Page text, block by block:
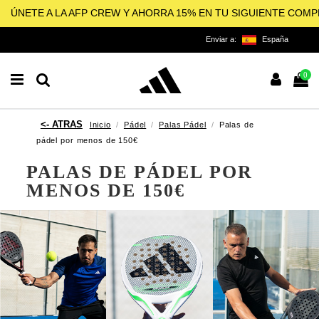
ÚNETE A LA AFP CREW Y AHORRA 15% EN TU SIGUIENTE
Enviar a: España
0
Inicio Pádel Palas Pádel
Palas de
pádel por menos de 150€
PALAS DE PÁDEL POR
MENOS DE 150€